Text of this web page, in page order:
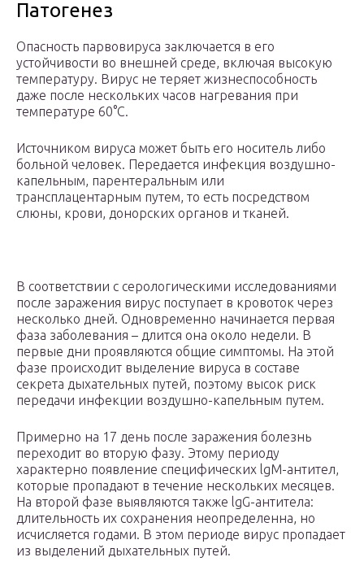
Патогенез
Опасность парвовируса заключается в его
устойчивости во внешней среде, включая высокую
температуру. Вирус не теряет жизнеспособность
даже после нескольких часов нагревания при
температуре 60°C.
Источником вируса может быть его носитель либо
больной человек. Передается инфекция воздушно-
капельным, парентеральным или
трансплацентарным путем, то есть посредством
слюны, крови, донорских органов и тканей.
В соответствии с серологическими исследованиями
после заражения вирус поступает в кровоток через
несколько дней. Одновременно начинается первая
фаза заболевания – длится она около недели. В
первые дни проявляются общие симптомы. На этой
фазе происходит выделение вируса в составе
секрета дыхательных путей, поэтому высок риск
передачи инфекции воздушно-капельным путем.
Примерно на 17 день после заражения болезнь
переходит во вторую фазу. Этому периоду
характерно появление специфических lgM-антител,
которые пропадают в течение нескольких месяцев.
На второй фазе выявляются также lgG-антитела:
длительность их сохранения неопределенна, но
исчисляется годами. В этом периоде вирус пропадает
из выделений дыхательных путей.